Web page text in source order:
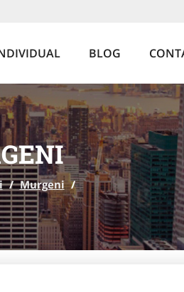
BLOG
/ Murgeni /